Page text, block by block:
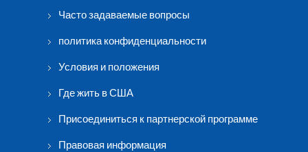
Часто задаваемые вопросы
политика конфиденциальности
Условия и положения
Где жить в США
Присоединиться к партнерской программе
Правовая информация